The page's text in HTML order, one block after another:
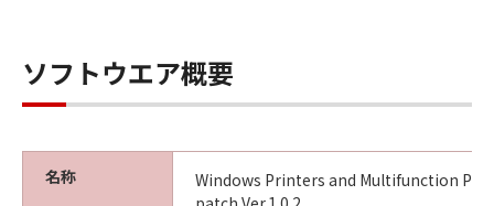
ソフトウエア概要
名称
Windows Printers and Multifunction